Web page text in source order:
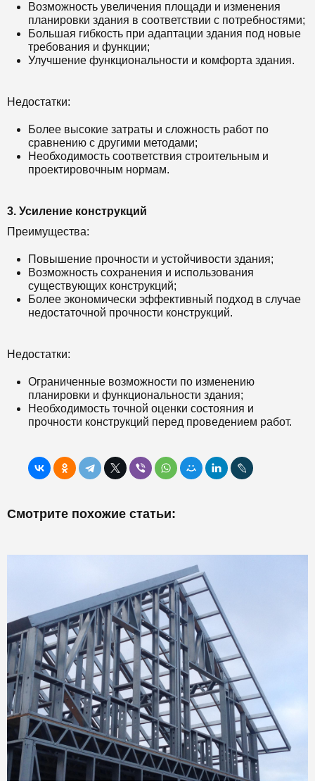
Возможность увеличения площади и изменения
планировки здания в соответствии с потребностями;
Большая гибкость при адаптации здания под новые
требования и функции;
Улучшение функциональности и комфорта здания.
Недостатки:
Более высокие затраты и сложность работ по
сравнению с другими методами;
Необходимость соответствия строительным и
проектировочным нормам.
3. Усиление конструкций
Преимущества:
Повышение прочности и устойчивости здания;
Возможность сохранения и использования
существующих конструкций;
Более экономически эффективный подход в случае
недостаточной прочности конструкций.
Недостатки:
Ограниченные возможности по изменению
планировки и функциональности здания;
Необходимость точной оценки состояния и
прочности конструкций перед проведением работ.
Смотрите похожие статьи: